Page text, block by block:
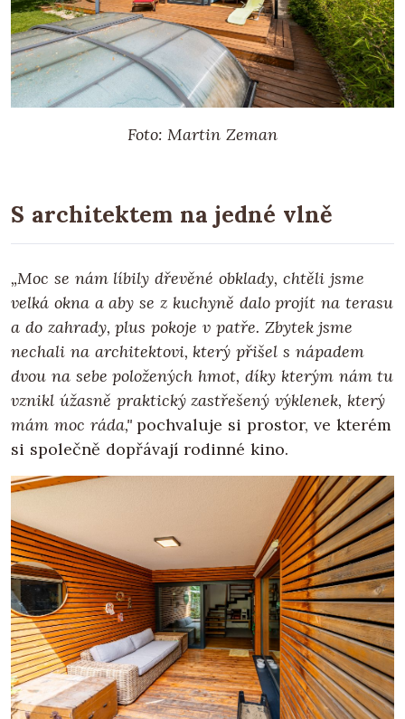
Foto: Martin Zeman
S architektem na jedné vlně
„Moc se nám líbily dřevěné obklady, chtěli jsme
velká okna a aby se z kuchyně dalo projít na terasu
a do zahrady, plus pokoje v patře. Zbytek jsme
nechali na architektovi, který přišel s nápadem
dvou na sebe položených hmot, díky kterým nám tu
vznikl úžasně praktický zastřešený výklenek, který
mám moc ráda,"pochvaluje si prostor, ve kterém
si společně dopřávají rodinné kino.